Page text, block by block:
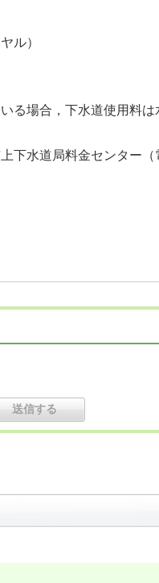
ル）
る場合，下水道使用料
下水道局料金センター